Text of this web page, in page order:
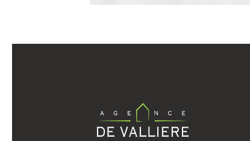
TAXE FONCIÈRE